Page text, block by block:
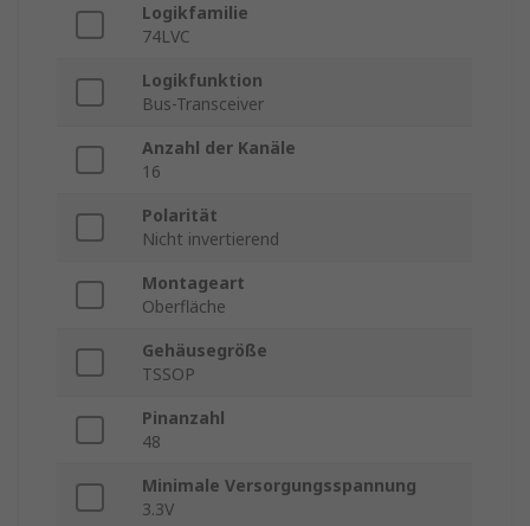
Logikfamilie
74LVC
Logikfunktion
Bus-Transceiver
Anzahl der Kanäle
16
Polarität
Nicht invertierend
Montageart
Oberfläche
Gehäusegröße
TSSOP
Pinanzahl
48
Minimale Versorgungsspannung
3.3V